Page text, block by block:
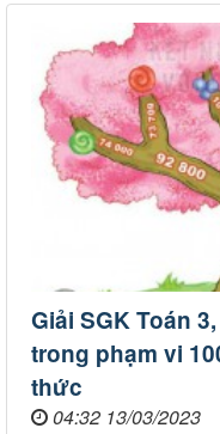
Giải SGK Toán
trong phạm vi
thức
04:32 13/03/2023